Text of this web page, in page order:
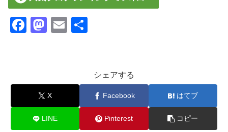
F
b
o
o
M
d
o
n
E
シェアする
X Facebook はてブ
LINE Pinterest コピー